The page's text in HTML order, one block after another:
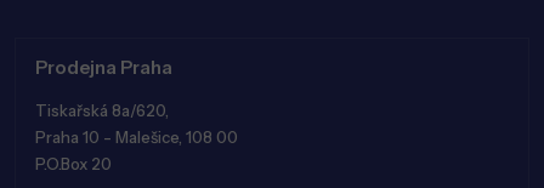
Prodejna Praha
Tiskařská 8a/620,
Praha 10 - Malešice, 108 00
P.O.Box 20